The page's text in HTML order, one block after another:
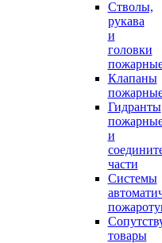
Стволы,
рукава
и
головки
Клапаны
Гидранты
и
части
Системы
товары